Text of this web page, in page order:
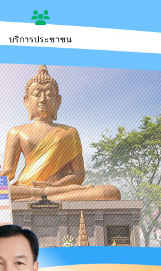
บริการประชาชน